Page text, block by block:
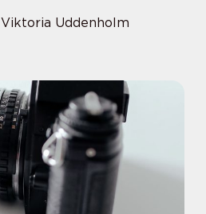
Viktoria Uddenholm